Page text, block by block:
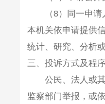
（8）同一申
本机关依申请提供
统计、研究、分析
三、投诉方式及程
公民、法人或其
监察部门举报，或